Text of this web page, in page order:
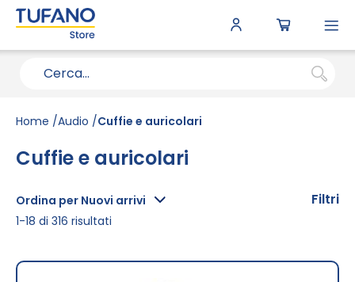
Home Audio Cuffie e auricolari
Cuffie e auricolari
Ordina per Nuovi arrivi
1-18 di 316 risultati
Filtri